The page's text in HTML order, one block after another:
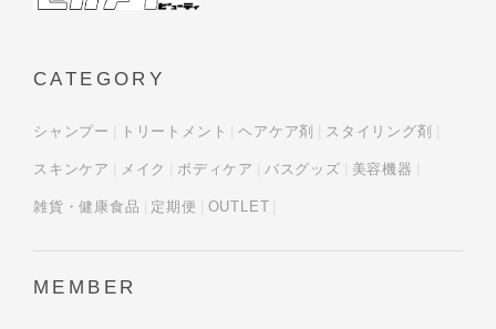
CATEGORY
シャンプー トリートメント ヘアケア剤 スタイリング剤
スキンケア メイク ボディケア バスグッズ 美容機器
雑貨・健康食品 定期便 OUTLET
MEMBER